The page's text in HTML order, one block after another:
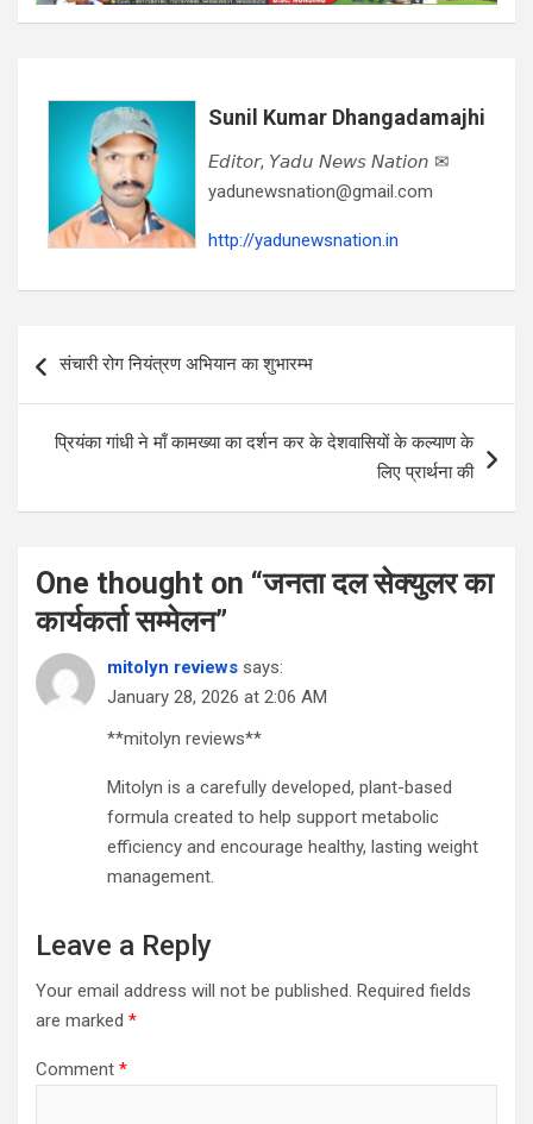
Sunil Kumar Dhangadamajhi
𝘌𝘥𝘪𝘵𝘰𝘳, 𝘠𝘢𝘥𝘶 𝘕𝘦𝘸𝘴 𝘕𝘢𝘵𝘪𝘰𝘯 ✉
yadunewsnation@gmail.com
http://yadunewsnation.in
navigation
संचारी रोग नियंत्रण अभियान का शुभारम्भ
प्रियंका गांधी ने माँ कामख्या का दर्शन कर के देशवासियों के कल्याण के
लिए प्रार्थना की
One thought on “जनता दल सेक्युलर का
कार्यकर्ता सम्मेलन”
mitolyn reviews says:
January 28, 2026 at 2:06 AM
**mitolyn reviews**
Mitolyn is a carefully developed, plant-based
formula created to help support metabolic
efficiency and encourage healthy, lasting weight
management.
Leave a Reply
Your email address will not be published. Required fields
are marked *
Comment *